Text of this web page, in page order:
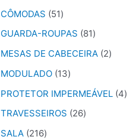
CÔMODAS 51
GUARDA-ROUPAS 81
MESAS DE CABECEIRA 2
MODULADO 13
PROTETOR IMPERMEÁVEL 4
TRAVESSEIROS 26
SALA 216